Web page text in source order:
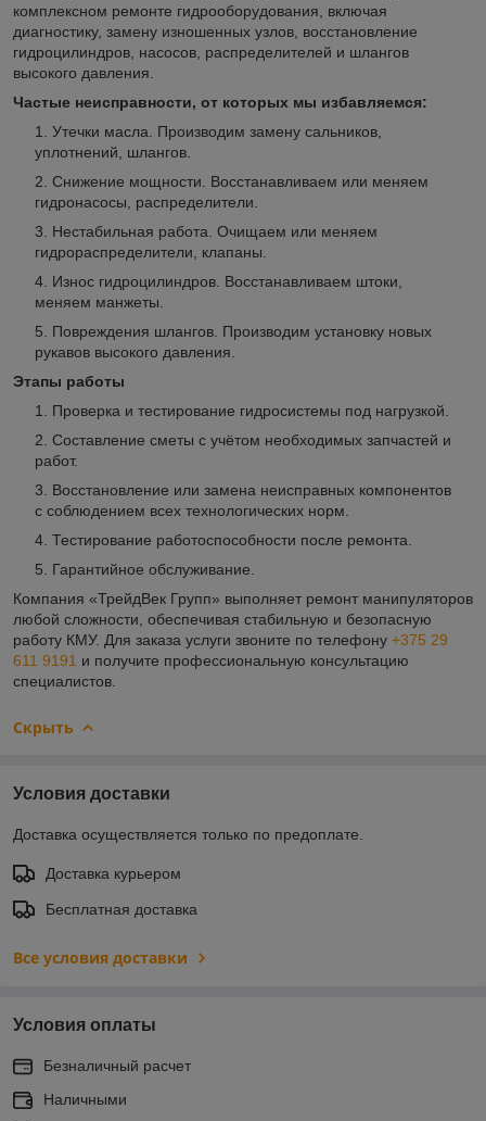
комплексном ремонте гидрооборудования, включая
диагностику, замену изношенных узлов, восстановление
гидроцилиндров, насосов, распределителей и шлангов
высокого давления.
Частые неисправности, от которых мы избавляемся:
Утечки масла. Производим замену сальников,
уплотнений, шлангов.
Снижение мощности. Восстанавливаем или меняем
гидронасосы, распределители.
Нестабильная работа. Очищаем или меняем
гидрораспределители, клапаны.
Износ гидроцилиндров. Восстанавливаем штоки,
меняем манжеты.
Повреждения шлангов. Производим установку новых
рукавов высокого давления.
Этапы работы
Проверка и тестирование гидросистемы под нагрузкой.
Составление сметы с учётом необходимых запчастей и
работ.
Восстановление или замена неисправных компонентов
с соблюдением всех технологических норм.
Тестирование работоспособности после ремонта.
Гарантийное обслуживание.
Компания «ТрейдВек Групп» выполняет ремонт манипуляторов
любой сложности, обеспечивая стабильную и безопасную
работу КМУ. Для заказа услуги звоните по телефону +375 29
611 9191 и получите профессиональную консультацию
специалистов.
Скрыть
Условия доставки
Доставка осуществляется только по предоплате.
Доставка курьером
Бесплатная доставка
Все условия доставки
Условия оплаты
Безналичный расчет
Наличными